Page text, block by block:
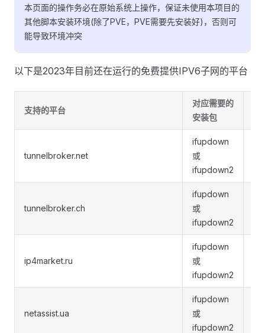
本页面的操作务必在原始系统上操作，保证未使用本项目的
其他脚本安装环境(除了PVE，PVE需要先安装好)，否则可
能导致环境冲突
以下是2023年目前还在运行的免费提供IPV6子网的平台
支持的平台
对应需要的
安装包
tunnelbroker.net
ifupdown
或
ifupdown2
tunnelbroker.ch
ifupdown
或
ifupdown2
ip4market.ru
ifupdown
或
ifupdown2
netassist.ua
ifupdown
或
ifupdown2